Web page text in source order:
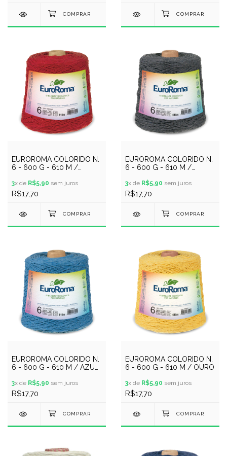
EUROROMA COLORIDO N.
6 - 600 G - 610 M /
3x de R$5,90 sem juros
R$17,70
EUROROMA COLORIDO N.
6 - 600 G - 610 M /
3x de R$5,90 sem juros
R$17,70
EUROROMA COLORIDO N.
6 - 600 G - 610 M / AZUL
3x de R$5,90 sem juros
R$17,70
EUROROMA COLORIDO N.
6 - 600 G - 610 M / OURO
3x de R$5,90 sem juros
R$17,70